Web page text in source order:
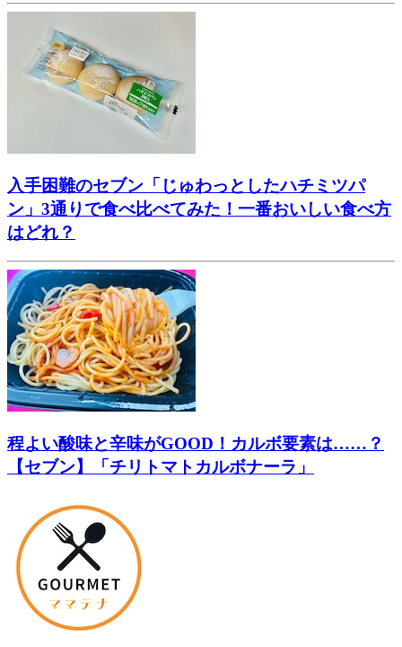
入手困難のセブン「じゅわっとしたハチミツパ
ン」3通りで食べ比べてみた！一番おいしい食べ方
はどれ？
程よい酸味と辛味がGOOD！カルボ要素は……？
【セブン】「チリトマトカルボナーラ」